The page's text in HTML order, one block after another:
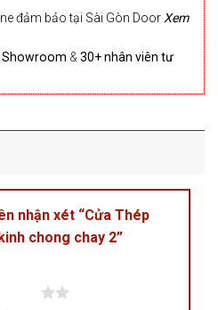
đảm bảo tại Sài Gòn Door Xem
Showroom & 30+ nhân viên tư
nhận xét “Cửa Thép
chong chay 2”